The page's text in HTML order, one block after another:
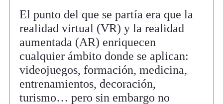
El punto del que se partía era que la
realidad virtual (VR) y la realidad
aumentada (AR) enriquecen
cualquier ámbito donde se aplican:
videojuegos, formación, medicina,
entrenamientos, decoración,
turismo… pero sin embargo no